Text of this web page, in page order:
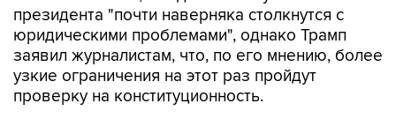
заявил журналистам, что, по его мнению, более
узкие ограничения на этот раз пройдут
проверку на конституционность.
30 июня Верховный суд США постановил, что